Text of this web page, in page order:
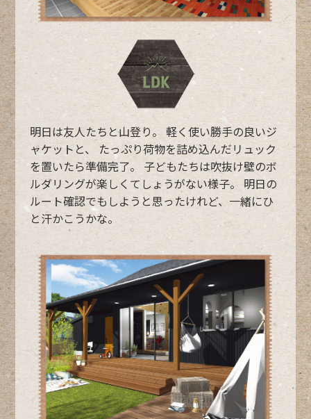
明日は友人たちと山登り。
軽く使い勝手の良いジ
ャケットと、
たっぷり荷物を詰め込んだリュック
を置いたら準備完了。
子どもたちは吹抜け壁のボ
ルダリングが楽しくてしょうがない様子。
明日の
ルート確認でもしようと思ったけれど、一緒にひ
と汗かこうかな。